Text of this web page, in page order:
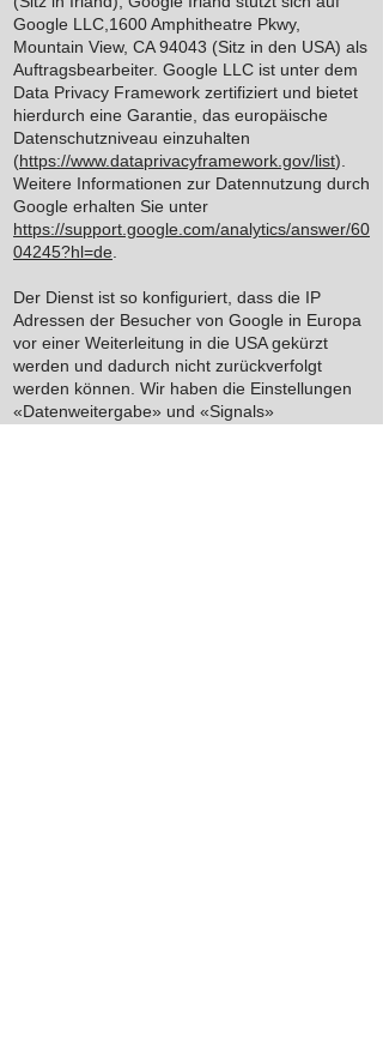
Google LLC,1600 Amphitheatre Pkwy,
Mountain View, CA 94043 (Sitz in den USA) als
Auftragsbearbeiter. Google LLC ist unter dem
Data Privacy Framework zertifiziert und bietet
hierdurch eine Garantie, das europäische
Datenschutzniveau einzuhalten
(https://www.dataprivacyframework.gov/list).
Weitere Informationen zur Datennutzung durch
Google erhalten Sie unter
https://support.google.com/analytics/answer/60
04245?hl=de
Der Dienst ist so konfiguriert, dass die IP
Adressen der Besucher von Google in Europa
vor einer Weiterleitung in die USA gekürzt
werden und dadurch nicht zurückverfolgt
werden können. Wir haben die Einstellungen
«Datenweitergabe» und «Signals»